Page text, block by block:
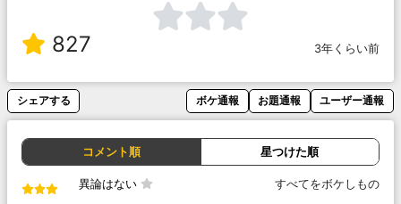
827 3年くらい前
シェアする ボケ通報 お題通報 ユーザー通報
コメント順 星つけた順
異論はない すべてをボケしもの